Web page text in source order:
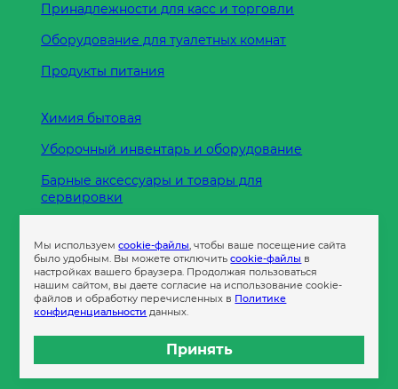
Принадлежности для касс и торговли
Оборудование для туалетных комнат
Продукты питания
Химия бытовая
Уборочный инвентарь и оборудование
Барные аксессуары и товары для
сервировки
Пленка
Пакеты и сумки
Контейнеры
Бумага офисная
Мы используемcookie-файлы, чтобы ваше посещение сайта
было удобным. Вы можете отключитьcookie-файлы в
настройках вашего браузера. Продолжая пользоваться
нашим сайтом, вы даете согласие на использование cookie-
файлов и обработку перечисленных в Политике
конфиденциальности данных.
Принять